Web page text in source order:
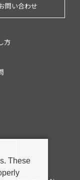
問い合わせ
方
These